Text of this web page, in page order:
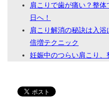
肩こりで歯が痛い？整
日へ！
肩こり解消の秘訣は入
倍増テクニック
妊娠中のつらい肩こり
する秘訣を徹底解説！